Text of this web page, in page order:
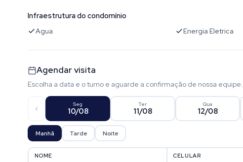
Infraestrutura do condomínio
Agua Energia Eletrica
Agendar visita
Escolha a data e o turno e aguarde a confirmação de nossa equipe.
Seg
10/08
Ter
11/08
Qua
12/08
Manhã Tarde Noite
NOME CELULAR